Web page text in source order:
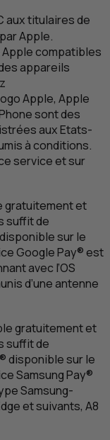
aux titulaires de
Apple.
compatibles
appareils
Apple, Apple
sont des
aux Etats-
à conditions.
service et sur
gratuitement et
suffit de
sur le
Google Pay® est
avec l’OS
d’une antenne
gratuitement et
suffit de
disponible sur le
Samsung Pay®
Samsung-
et suivants, A8